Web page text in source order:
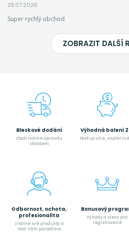
28.07.2026
Super rychlý obchod
ZOBRAZIT DALŠÍ
Bleskové dodání
zboží máme opravdu
skladem
Výhodná balení
Nakup více, zaplať
Odbornost, ochota,
profesionalita
známe své produkty a
rádi Vám poradíme
Bonusový
výhody a slevy pro
registrované